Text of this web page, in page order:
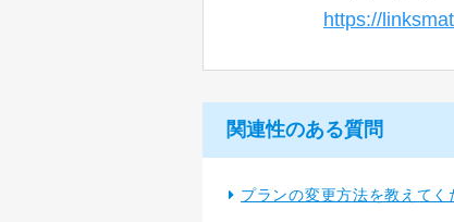
https://
関連性のある質問
プランの変更方法を教えてく